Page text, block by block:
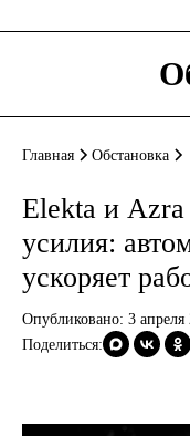
Главная Обстановка
Elekta и
усилия:
ускоряет
Опубликовано: 3 апреля
Поделиться: